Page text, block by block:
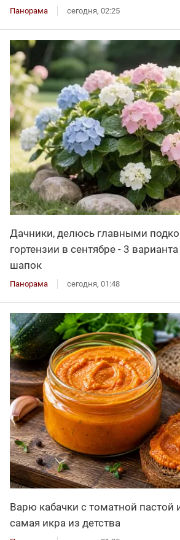
Панорама сегодня, 02:25
Дачники, делюсь главными
гортензии в сентябре - 3
шапок
Панорама сегодня, 01:48
Варю кабачки с томатной пастой
самая икра из детства